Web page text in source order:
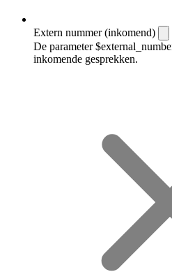
Extern nummer (inkomend)
De parameter
inkomende gesprekken.